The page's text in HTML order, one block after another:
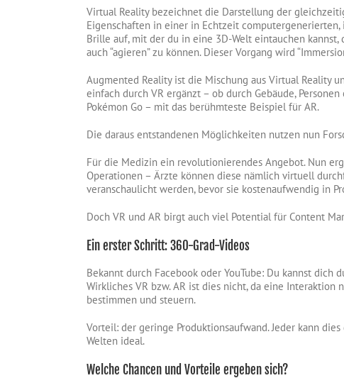
Virtual Reality bezeichnet die Darstellung der
Eigenschaften in einer in Echtzeit
Brille auf, mit der du in eine 3D-Welt eintauchen
auch “agieren” zu können. Dieser Vorgang wird
Augmented Reality ist die Mischung aus Virtual Reality
einfach durch VR ergänzt – ob durch Gebäude,
Pokémon Go – mit das berühmteste Beispiel für AR.
Die daraus entstandenen Möglichkeiten nutzen nun
Für die Medizin ein revolutionierendes Angebot. Nun
Operationen – Ärzte können diese nämlich virtuell
veranschaulicht werden, bevor sie kostenaufwendig in
Doch VR und AR birgt auch viel Potential für Content
Ein erster Schritt: 360-Grad-Videos
Bekannt durch Facebook oder YouTube: Du kannst
Wirkliches VR bzw. AR ist dies nicht, da eine
bestimmen und steuern.
Vorteil: der geringe Produktionsaufwand. Jeder kann
Welten ideal.
Welche Chancen und Vorteile ergeben sich?